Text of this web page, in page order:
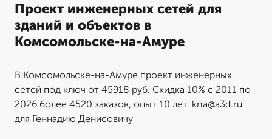
Проект инженерных сетей для
зданий и объектов в
Комсомольске-на-Амуре
В Комсомольске-на-Амуре проект инженерных
сетей под ключ от 45918 руб. Скидка 10% с 2011 по
2026 более 4520 заказов, опыт 10 лет. kna@a3d.ru
для Геннадию Денисовичу